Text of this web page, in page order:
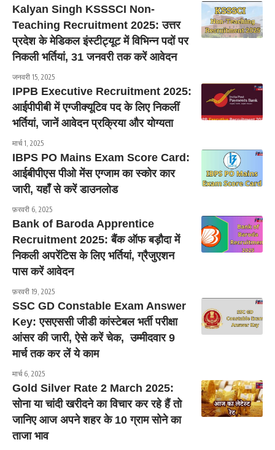
Kalyan Singh KSSSCI Non-
Teaching Recruitment 2025: उत्तर
प्रदेश के मेडिकल इंस्टीट्यूट में विभिन्न पदों पर
निकली भर्तियां, 31 जनवरी तक करें आवेदन
जनवरी 15, 2025
IPPB Executive Recruitment 2025:
आईपीपीबी में एग्जीक्यूटिव पद के लिए निकलीं
भर्तियां, जानें आवेदन प्रक्रिया और योग्यता
मार्च 1, 2025
IBPS PO Mains Exam Score Card:
आईबीपीएस पीओ मेंस एग्जाम का स्कोर कार
जारी, यहाँ से करें डाउनलोड
फ़रवरी 6, 2025
Bank of Baroda Apprentice
Recruitment 2025: बैंक ऑफ बड़ौदा में
निकली अपरेंटिस के लिए भर्तियां, ग्रैजुएशन
पास करें आवेदन
फ़रवरी 19, 2025
SSC GD Constable Exam Answer
Key: एसएससी जीडी कांस्टेबल भर्ती परीक्षा
आंसर की जारी, ऐसे करें चेक, उम्मीदवार 9
मार्च तक कर लें ये काम
मार्च 6, 2025
Gold Silver Rate 2 March 2025:
सोना या चांदी खरीदने का विचार कर रहे हैं तो
जानिए आज अपने शहर के 10 ग्राम सोने का
ताजा भाव